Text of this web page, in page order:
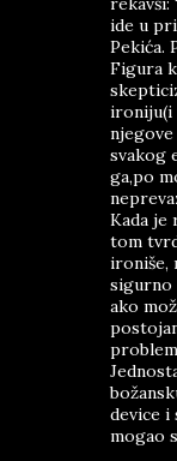
ide u
Pekića.
Figura
ironiju(i
njegove
svakog
ga,po
Kada je
tom
ironiše,
sigurno
ako
device i
mogao